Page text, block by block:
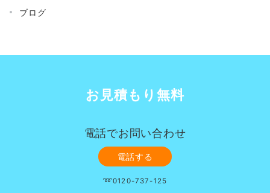
ブログ
お見積もり無料
電話でお問い合わせ
電話する
➿0120-737-125